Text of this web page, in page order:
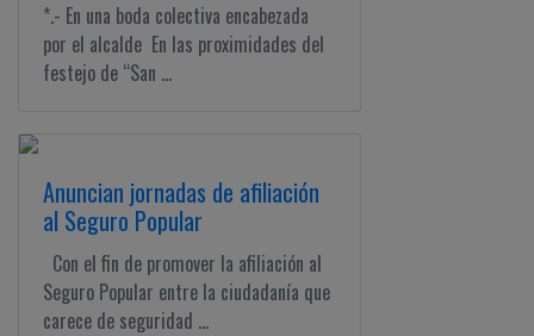
*.- En una boda colectiva encabezada
por el alcalde En las proximidades del
festejo de “San ...
Anuncian jornadas de afiliación
al Seguro Popular
Con el fin de promover la afiliación al
Seguro Popular entre la ciudadanía que
carece de seguridad ...